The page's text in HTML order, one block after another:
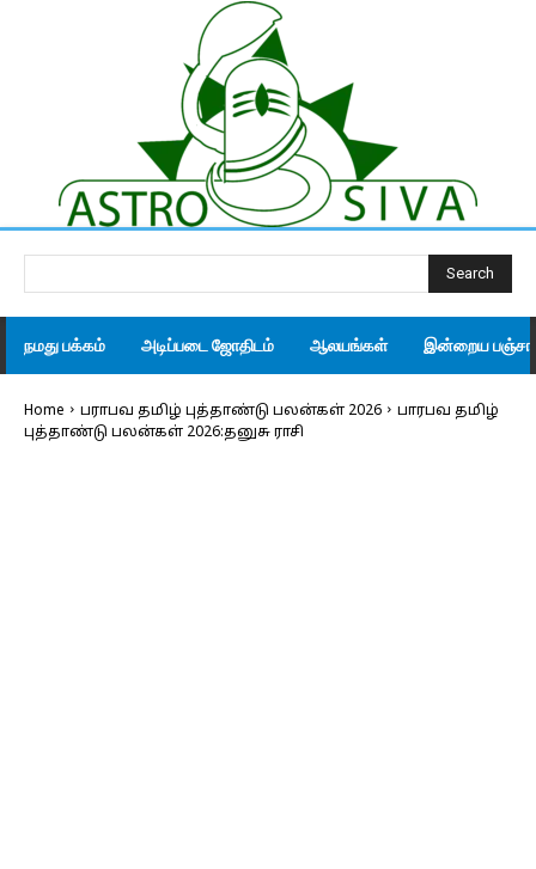
Search
நமது பக்கம் அடிப்படை ஜோதிடம் ஆலயங்கள் இன்றைய
Home பராபவ தமிழ் புத்தாண்டு பலன்கள் 2026
பாரபவ தமிழ்
புத்தாண்டு பலன்கள் 2026:தனுசு ராசி